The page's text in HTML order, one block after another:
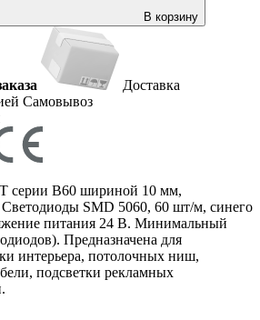
В корзину
Доставка
Самовывоз
серии B60 шириной 10 мм,
SMD 5060, 60 шт/м, синего
питания 24 В. Минимальный
Предназначена для
интерьера, потолочных ниш,
подсветки рекламных